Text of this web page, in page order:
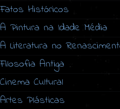
Fatos Históricos
A Pintura na Idade Média
A Literatura no
Filosofia Antiga
Cinema Cultural
Artes Plásticas